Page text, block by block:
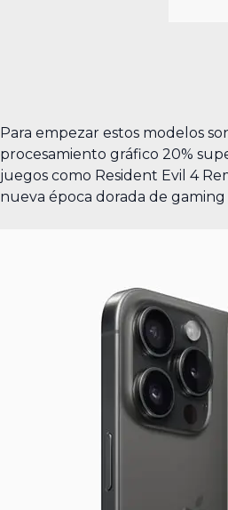
Para empezar estos modelos
procesamiento gráfico 20%
juegos como Resident Evil 4
nueva época dorada de gaming